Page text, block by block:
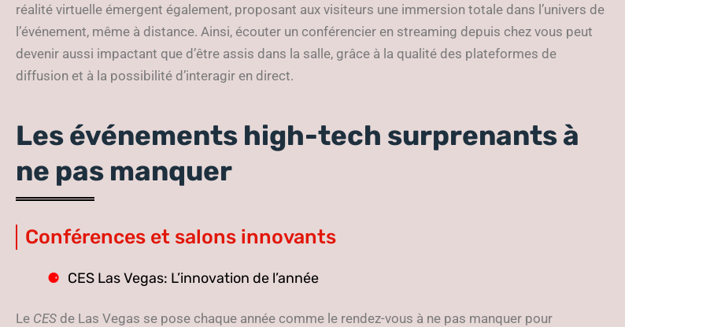
réalité virtuelle émergent également, proposant aux visiteurs une immersion totale dans l’univers de
l’événement, même à distance. Ainsi, écouter un conférencier en streaming depuis chez vous peut
devenir aussi impactant que d’être assis dans la salle, grâce à la qualité des plateformes de
diffusion et à la possibilité d’interagir en direct.
Les événements high-tech surprenants à
ne pas manquer
Conférences et salons innovants
CES Las Vegas: L’innovation de l’année
Le CES de Las Vegas se pose chaque année comme le rendez-vous à ne pas manquer pour